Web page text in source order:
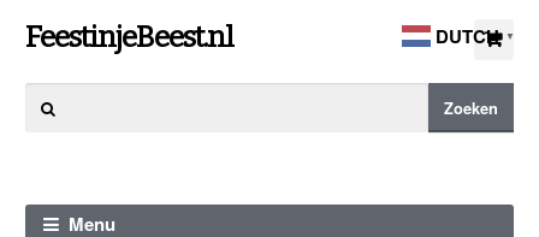
Ga
naar
navigatie
Ga
naar
de
FeestinjeBeest.nl
naar:
Zoeken
Menu
DUTCH ▼